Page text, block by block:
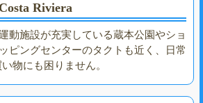
Costa Riviera
動施設が充実している蔵本公園やショ
ッピングセンターのタクトも近く、日常
物にも困りません。